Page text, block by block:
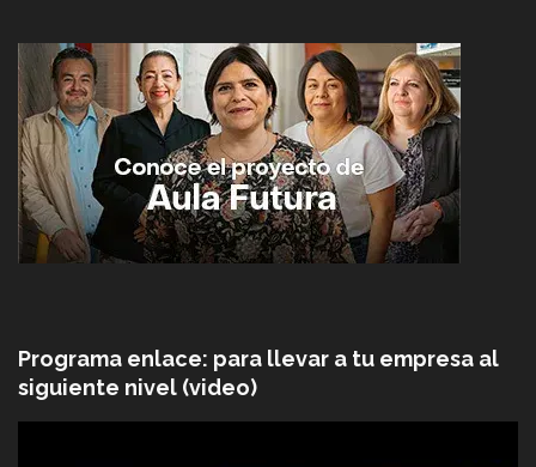
Programa enlace: para llevar a tu empresa al
siguiente nivel (video)